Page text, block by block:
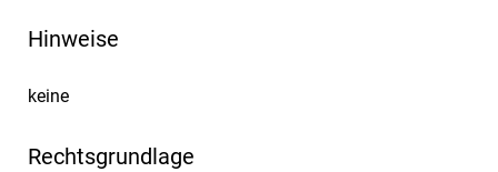
Hinweise
keine
Rechtsgrundlage